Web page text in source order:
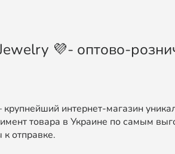
💜- оптово-
интернет-магазин
товара в Украине по самым
к отправке.